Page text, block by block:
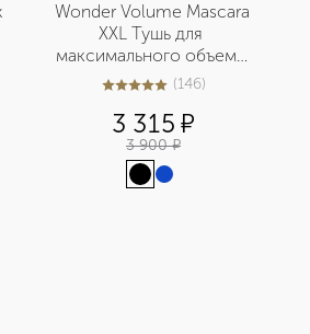
Wonder Volume Mascara
XXL Тушь для
максимального объема
ресниц
4.9из5146 (146)
3 315 ¤
3 900 ¤